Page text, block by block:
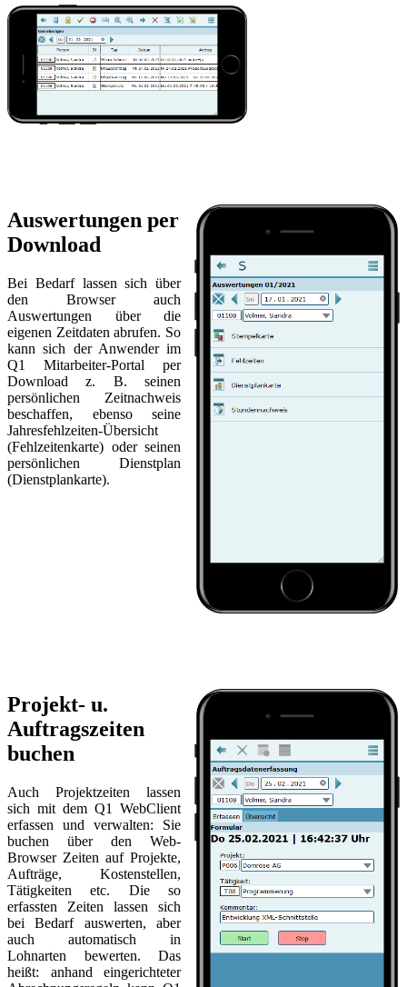
Auswertungen per
Download
Bei Bedarf lassen sich über
den Browser auch
Auswertungen über die
eigenen Zeitdaten abrufen. So
kann sich der Anwender im
Q1 Mitarbeiter-Portal per
Download z. B. seinen
persönlichen Zeitnachweis
beschaffen, ebenso seine
Jahresfehlzeiten-Übersicht
(Fehlzeitenkarte) oder seinen
persönlichen Dienstplan
(Dienstplankarte).
Projekt- u.
Auftragszeiten
buchen
Auch Projektzeiten lassen
sich mit dem Q1 WebClient
erfassen und verwalten: Sie
buchen über den Web-
Browser Zeiten auf Projekte,
Aufträge, Kostenstellen,
Tätigkeiten etc. Die so
erfassten Zeiten lassen sich
bei Bedarf auswerten, aber
auch automatisch in
Lohnarten bewerten. Das
heißt: anhand eingerichteter